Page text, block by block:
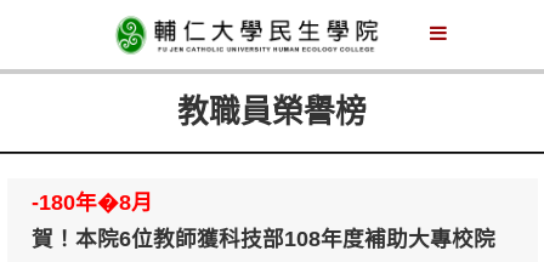
教職員榮譽榜
-180年�8月
賀！本院6位教師獲科技部108年度補助大專校院